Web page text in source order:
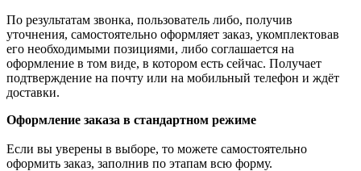
По результатам звонка, пользователь либо, получив
уточнения, самостоятельно оформляет заказ, укомплектовав
его необходимыми позициями, либо соглашается на
оформление в том виде, в котором есть сейчас. Получает
подтверждение на почту или на мобильный телефон и ждёт
доставки.
Оформление заказа в стандартном режиме
Если вы уверены в выборе, то можете самостоятельно
оформить заказ, заполнив по этапам всю форму.